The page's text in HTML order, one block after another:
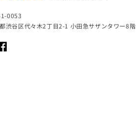
0053
渋谷区代々木2丁目2-1 小田急サザンタワー8階